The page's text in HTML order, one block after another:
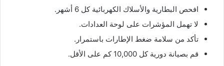
افحص البطارية والأسلاك الكهربائية كل 6 أشهر.
لا تهمل المؤشرات على لوحة العدادات.
تأكد من سلامة ضغط الإطارات باستمرار.
قم بصيانة دورية كل 10,000 كم على الأقل.